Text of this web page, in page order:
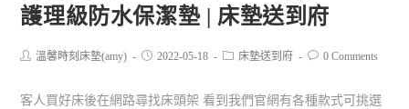
護理級防水保潔墊 | 床墊送到府
溫馨時刻床墊(amy) 2022-05-18 床墊送到府 0 Comments
客人買好床後在網路尋找床頭架 看到我們官網有各種款式可挑選